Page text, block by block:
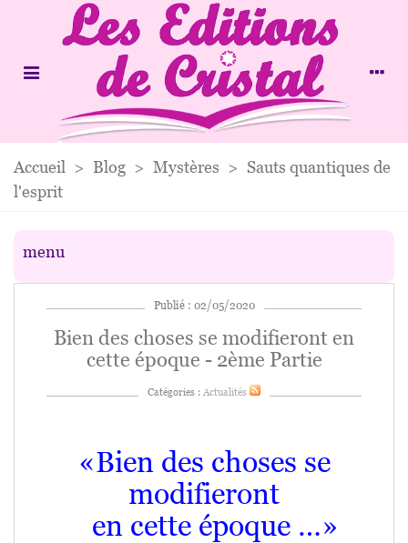
Accueil > Blog > Mystères > Sauts quantiques de
l'esprit
menu
Publié : 02/05/2020
Bien des choses se modifieront en
cette époque - 2ème Partie
Catégories : Actualités
«Bien des choses se
modifieront
en cette époque …»